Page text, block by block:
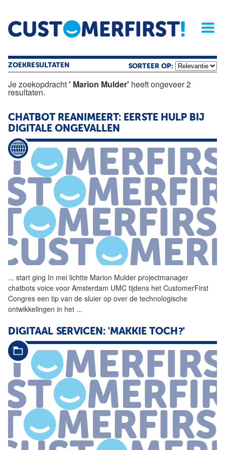
Home Opinie Archief
Magazine
ZOEKRESULTATEN SORTEER OP:
Je zoekopdracht' Marion Mulder' heeft ongeveer 2
resultaten.
CHATBOT REANIMEERT: EERSTE HULP BIJ
DIGITALE ONGEVALLEN
... start ging In mei lichtte Marion Mulder projectmanager
chatbots voice voor Amsterdam UMC tijdens het CustomerFirst
Congres een tip van de sluier op over de technologische
ontwikkelingen in het ...
DIGITAAL SERVICEN: 'MAKKIE TOCH?'